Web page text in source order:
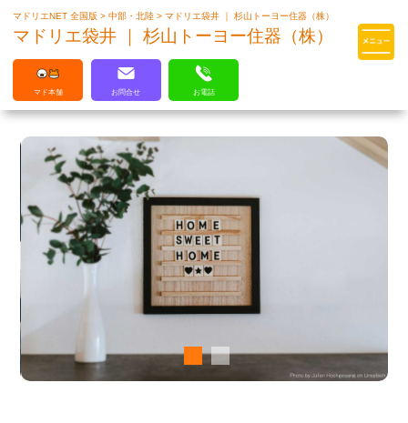
マドリエはLIXILの厳しい基準を
クリアした住まいのプロ集団です
マドリエNET 全国版>中部・北陸>マドリエ袋井 ｜ 杉山トーヨー住器（株）
マドリエ袋井 ｜ 杉山トーヨー住器（株）
マド本舗 お問合せ お電話